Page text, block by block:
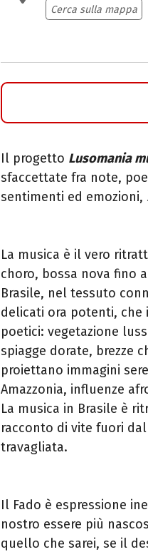
Cerca sulla mappa
Il progetto Lusomania
sfaccettate fra note,
sentimenti ed emozioni,
La musica è il vero
choro, bossa nova fino
Brasile, nel tessuto
delicati ora potenti,
poetici: vegetazione
spiagge dorate, brezze
proiettano immagini
Amazzonia, influenze
La musica in Brasile è
racconto di vite fuori
travagliata.
Il Fado è espressione
nostro essere più
quello che sarei, se il